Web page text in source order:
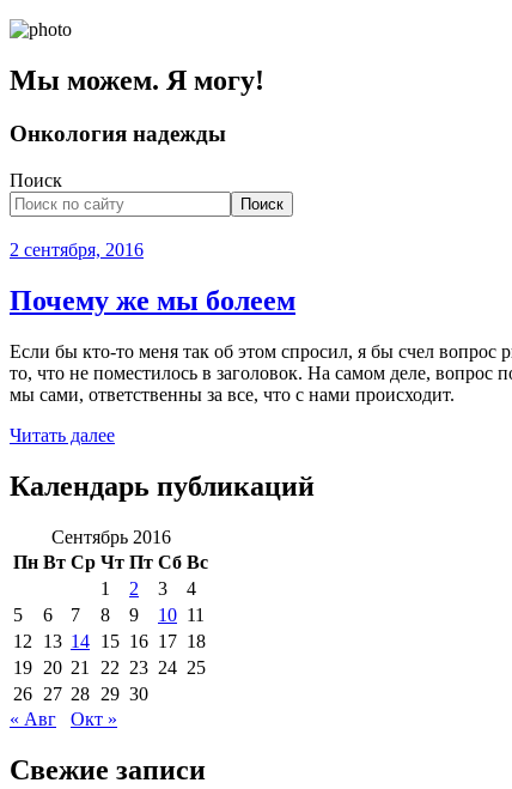
Мы можем. Я могу!
Онкология надежды
Поиск
Поиск
2 сентября, 2016
Почему же мы болеем
Если бы кто-то меня так об этом спросил, я бы счел вопрос
то, что не поместилось в заголовок. На самом деле,
мы сами, ответственны за все, что с нами происходит.
Читать далее
Календарь публикаций
Сентябрь 2016
Пн Вт Ср Чт Пт Сб Вс
1
2 3
4
5
6 7 8 9 10 11
12
13 14 15 16 17 18
19 20 21 22 23 24 25
26 27 28 29 30
« Авг
Окт »
Свежие записи